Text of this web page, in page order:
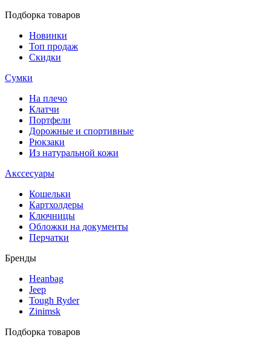
Подборка товаров
Новинки
Топ продаж
Скидки
Сумки
На плечо
Клатчи
Портфели
Дорожные и спортивные
Рюкзаки
Из натуральной кожи
Акссесуары
Кошельки
Картхолдеры
Ключницы
Обложки на документы
Перчатки
Бренды
Heanbag
Jeep
Tough Ryder
Zinimsk
Подборка товаров